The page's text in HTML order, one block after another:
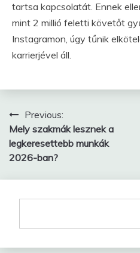
tartsa kapcsolatát. Ennek
mint 2 millió feletti követőt
Instagramon, úgy tűnik
karrierjével áll.
Bejegyzés
navigáció
Previous:
Mely szakmák lesznek a
legkeresettebb munkák
2026-ban?